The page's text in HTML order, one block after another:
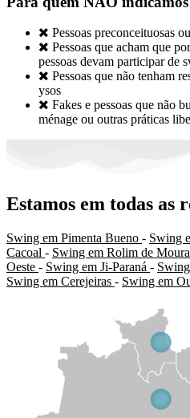
 Pessoas preconceituosas
 Pessoas que acham que
pessoas devam participar de
 Pessoas que não tenham
ysos
 Fakes e pessoas que não
ménage ou outras práticas
Estamos em todas as
Swing em Pimenta Bueno - Swing
Cacoal - Swing em Rolim de Moura
Oeste - Swing em Ji-Paraná -
Swing em Cerejeiras - Swing em